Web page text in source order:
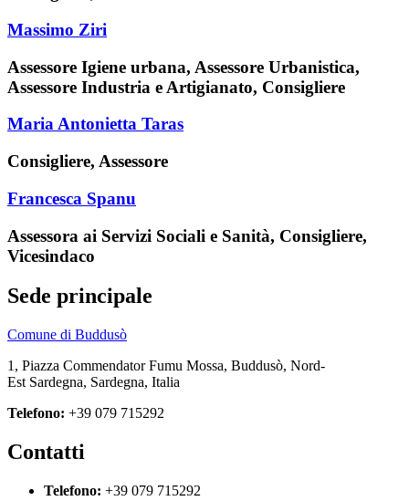
Massimo Ziri
Assessore Igiene urbana, Assessore Urbanistica,
Assessore Industria e Artigianato, Consigliere
Maria Antonietta Taras
Consigliere, Assessore
Francesca Spanu
Assessora ai Servizi Sociali e Sanità, Consigliere,
Vicesindaco
Sede principale
Comune di Buddusò
1, Piazza Commendator Fumu Mossa, Buddusò, Nord-
Est Sardegna, Sardegna, Italia
Telefono: +39 079 715292
Contatti
Telefono: +39 079 715292